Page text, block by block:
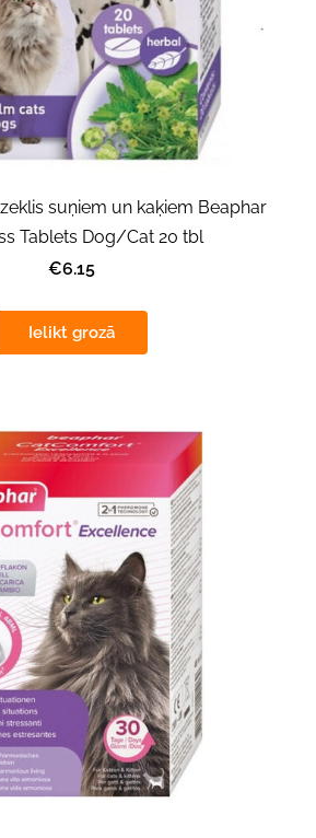
suņiem un kaķiem Beaphar
Tablets Dog/Cat 20 tbl
€6.15
Ielikt grozā